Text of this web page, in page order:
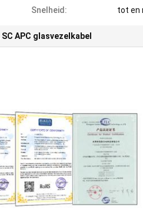
Snelheid: tot en
SC APC glasvezelkabel